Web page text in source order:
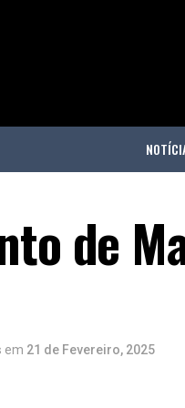
de
em 21 de Fevereiro, 2025